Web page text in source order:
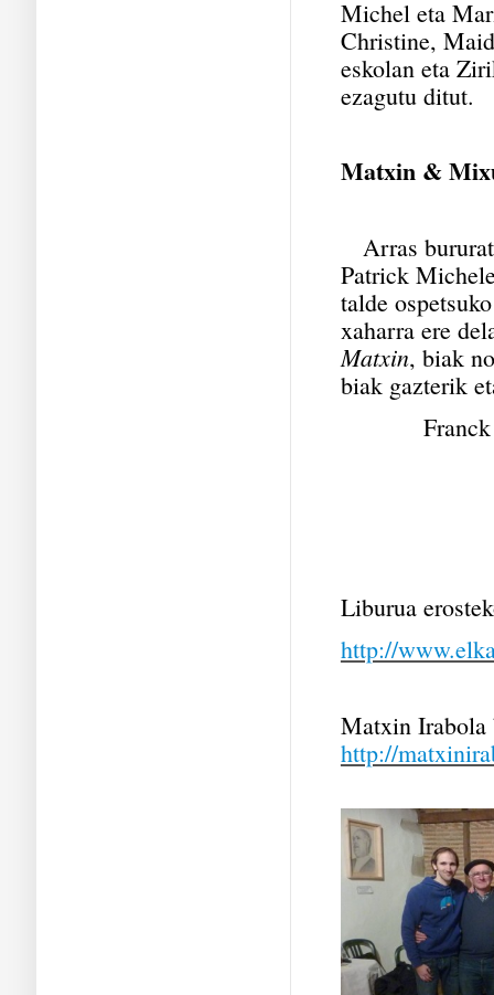
Michel eta
Christine,
eskolan eta
ezagutu ditut.
Matxin &
Arras
Patrick
talde
xaharra ere
Matxin, biak
biak gazterik
Liburua
http://
Matxin Irabola
http://